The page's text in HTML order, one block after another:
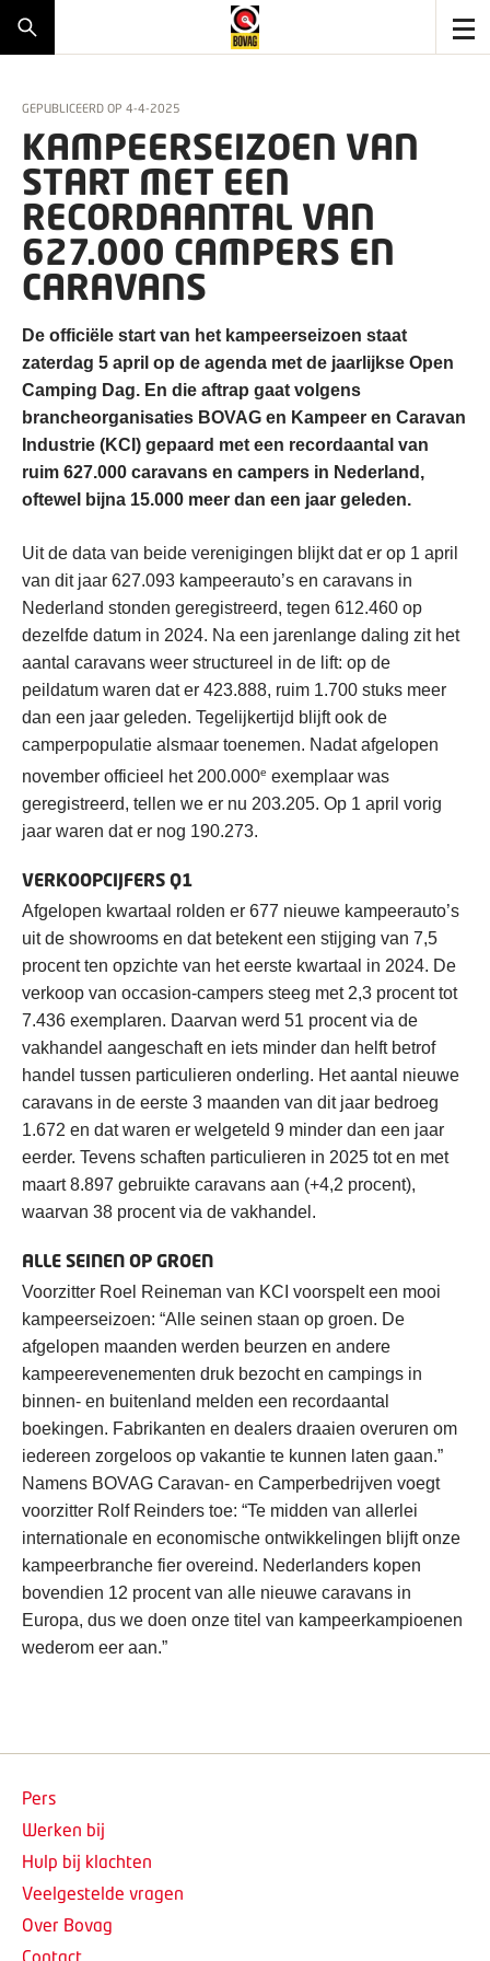
GEPUBLICEERD OP 4-4-2025
KAMPEERSEIZOEN VAN
START MET EEN
RECORDAANTAL VAN
627.000 CAMPERS EN
CARAVANS
De officiële start van het kampeerseizoen staat
zaterdag 5 april op de agenda met de jaarlijkse Open
Camping Dag. En die aftrap gaat volgens
brancheorganisaties BOVAG en Kampeer en Caravan
Industrie (KCI) gepaard met een recordaantal van
ruim 627.000 caravans en campers in Nederland,
oftewel bijna 15.000 meer dan een jaar geleden.
Uit de data van beide verenigingen blijkt dat er op 1 april
van dit jaar 627.093 kampeerauto’s en caravans in
Nederland stonden geregistreerd, tegen 612.460 op
dezelfde datum in 2024. Na een jarenlange daling zit het
aantal caravans weer structureel in de lift: op de
peildatum waren dat er 423.888, ruim 1.700 stuks meer
dan een jaar geleden. Tegelijkertijd blijft ook de
camperpopulatie alsmaar toenemen. Nadat afgelopen
november officieel het 200.000e exemplaar was
geregistreerd, tellen we er nu 203.205. Op 1 april vorig
jaar waren dat er nog 190.273.
VERKOOPCIJFERS Q1
Afgelopen kwartaal rolden er 677 nieuwe kampeerauto’s
uit de showrooms en dat betekent een stijging van 7,5
procent ten opzichte van het eerste kwartaal in 2024. De
verkoop van occasion-campers steeg met 2,3 procent tot
7.436 exemplaren. Daarvan werd 51 procent via de
vakhandel aangeschaft en iets minder dan helft betrof
handel tussen particulieren onderling. Het aantal nieuwe
caravans in de eerste 3 maanden van dit jaar bedroeg
1.672 en dat waren er welgeteld 9 minder dan een jaar
eerder. Tevens schaften particulieren in 2025 tot en met
maart 8.897 gebruikte caravans aan (+4,2 procent),
waarvan 38 procent via de vakhandel.
ALLE SEINEN OP GROEN
Voorzitter Roel Reineman van KCI voorspelt een mooi
kampeerseizoen: “Alle seinen staan op groen. De
afgelopen maanden werden beurzen en andere
kampeerevenementen druk bezocht en campings in
binnen- en buitenland melden een recordaantal
boekingen. Fabrikanten en dealers draaien overuren om
iedereen zorgeloos op vakantie te kunnen laten gaan.”
Namens BOVAG Caravan- en Camperbedrijven voegt
voorzitter Rolf Reinders toe: “Te midden van allerlei
internationale en economische ontwikkelingen blijft onze
kampeerbranche fier overeind. Nederlanders kopen
bovendien 12 procent van alle nieuwe caravans in
Europa, dus we doen onze titel van kampeerkampioenen
wederom eer aan.”
Pers
Werken bij
Hulp bij klachten
Veelgestelde vragen
Over Bovag
Contact